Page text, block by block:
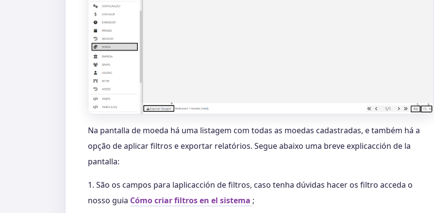
Na pantalla de moeda há uma listagem com todas as moedas cadastradas, e também há a
opção de aplicar filtros e exportar relatórios. Segue abaixo uma breve explicacción de la
pantalla:
1. São os campos para laplicacción de filtros, caso tenha dúvidas hacer os filtro acceda o
nosso guia Cómo criar filtros en el sistema ;